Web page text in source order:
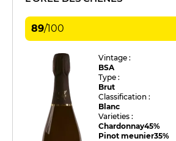
89/100
Vintage :
BSA
Type :
Brut
Classification :
Blanc
Varieties :
Chardonnay45%
Pinot meunier35%